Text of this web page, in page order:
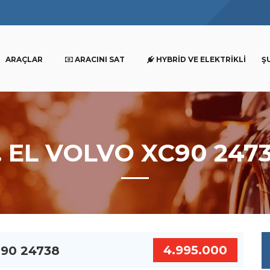
ARAÇLAR ARACINI SAT HYBRID VE ELEKTRIKLI
EL VOLVO XC90
24738
4.995.000